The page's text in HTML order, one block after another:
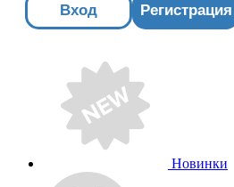
Вход Регистрация
Новинки